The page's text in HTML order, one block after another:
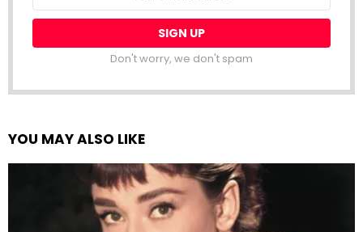
Don't worry, we don't spam
YOU MAY ALSO LIKE